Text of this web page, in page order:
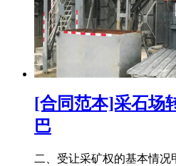
[合同范本]采石场
巴
二、受让采矿权的基本情